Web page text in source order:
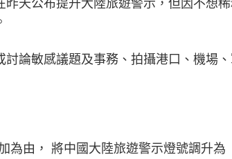
天公布提升大陸旅遊警示，但因不想
論敏感議題及事務、拍攝港口、機場
為由， 將中國大陸旅遊警示燈號調升為